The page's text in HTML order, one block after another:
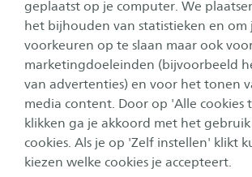
geplaatst op je computer. We
het bijhouden van statistieken en om
voorkeuren op te slaan maar ook
marketingdoeleinden (bijvoorbeeld
van advertenties) en voor het tonen
media content. Door op 'Alle cookies
klikken ga je akkoord met het
cookies. Als je op 'Zelf instellen' klikt
kiezen welke cookies je accepteert.
tonen
tonen
Product Ontwerpen (IPO),
Engineering, Psychologie,
Werktuigbouwkunde en
onze onderzoeksprojecten
mee over actuele
technologische vraagstukken –
samenwerking met bedrijven en